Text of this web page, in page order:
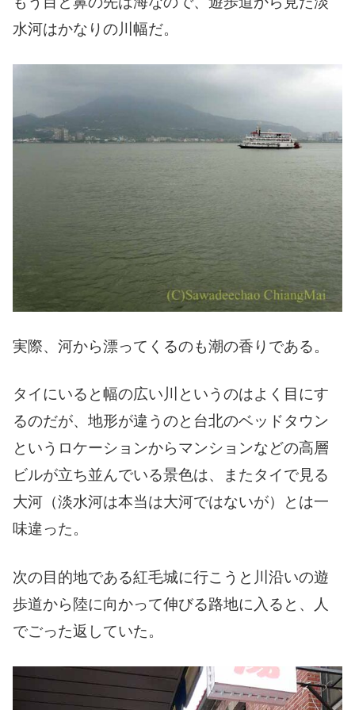
水河はかなりの川幅だ。
実際、河から漂ってくるのも潮の香りである。
タイにいると幅の広い川というのはよく目にす
るのだが、地形が違うのと台北のベッドタウン
というロケーションからマンションなどの高層
ビルが立ち並んでいる景色は、またタイで見る
大河（淡水河は本当は大河ではないが）とは一
味違った。
次の目的地である紅毛城に行こうと川沿いの遊
歩道から陸に向かって伸びる路地に入ると、人
でごった返していた。